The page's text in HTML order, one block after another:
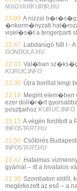
MAGYARKURIR.HU
23:09 A nizzai b�r�s�g
�nkorm�nyzati
visel�s�t a tengerparti
22:47 Labdarúgó NB I -
GONDOLA.HU
22:33 Val�ban
KURUC.INFO
22:30 Újra borillat lengi
22:18 Megint elem�ben
ezer doll�r�rt
posztjaihoz KURUC.INFO
22:15 A végén fordított a
INFOSTART.HU
21:50 Csőtörés
INFOSTART.HU
21:42 Hatalmas
gyárnál – itt a hivatalos
21:30 Szombaton eldől,
megérkezett az eső – a